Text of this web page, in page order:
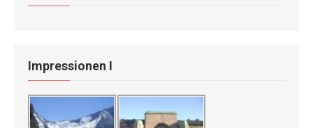
Impressionen I